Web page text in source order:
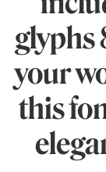
glyphs
your
this